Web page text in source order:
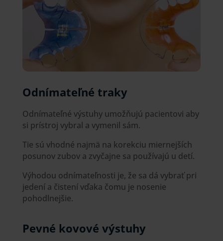
Odnímateľné traky
Odnímateľné výstuhy umožňujú pacientovi aby
si prístroj vybral a vymenil sám.
Tie sú vhodné najmä na korekciu miernejších
posunov zubov a zvyčajne sa používajú u detí.
Výhodou odnímateľnosti je, že sa dá vybrať pri
jedení a čistení vďaka čomu je nosenie
pohodlnejšie.
Pevné kovové výstuhy